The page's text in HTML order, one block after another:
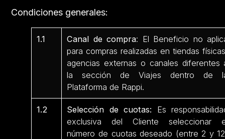
Condiciones generales:
1.1 Canal de compra: El Beneficio no
para compras realizadas en tiendas
agencias externas o canales diferentes
la sección de Viajes dentro de
Plataforma de Rappi.
1.2 Selección de cuotas: Es
exclusiva del Cliente seleccionar
número de cuotas deseado (entre 2 y